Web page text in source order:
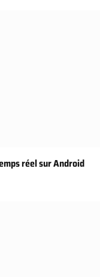
réel sur Android